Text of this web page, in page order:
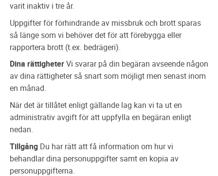
varit inaktiv i tre år.
Uppgifter för förhindrande av missbruk och brott sparas
så länge som vi behöver det för att förebygga eller
rapportera brott (t.ex. bedrägeri).
Dina rättigheterVi svarar på din begäran avseende någon
av dina rättigheter så snart som möjligt men senast inom
en månad.
När det är tillåtet enligt gällande lag kan vi ta ut en
administrativ avgift för att uppfylla en begäran enligt
nedan.
Tillgång Du har rätt att få information om hur vi
behandlar dina personuppgifter samt en kopia av
personuppgifterna.